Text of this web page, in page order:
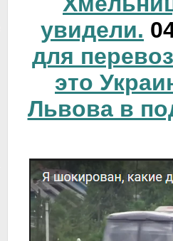
увидели.
для
это
Львова в